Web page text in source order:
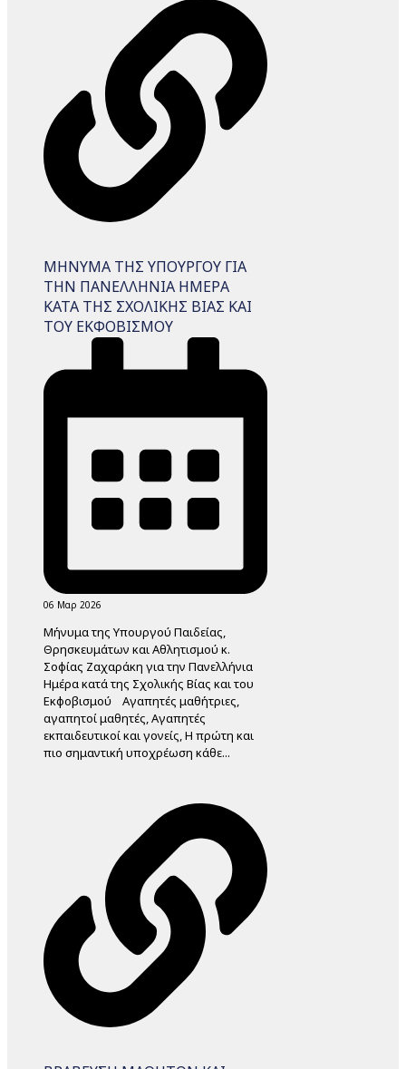
ΜΗΝΥΜΑ ΤΗΣ ΥΠΟΥΡΓΟΥ ΓΙΑ
THN ΠΑΝΕΛΛΗΝΙΑ ΗΜΕΡΑ
ΚΑΤΑ ΤΗΣ ΣΧΟΛΙΚΗΣ ΒΙΑΣ ΚΑΙ
ΤΟΥ ΕΚΦΟΒΙΣΜΟΥ
06 Μαρ 2026
Μήνυμα της Υπουργού Παιδείας,
Θρησκευμάτων και Αθλητισμού κ.
Σοφίας Ζαχαράκη για την Πανελλήνια
Ημέρα κατά της Σχολικής Βίας και του
Εκφοβισμού Αγαπητές μαθήτριες,
αγαπητοί μαθητές, Αγαπητές
εκπαιδευτικοί και γονείς, Η πρώτη και
πιο σημαντική υποχρέωση κάθε...